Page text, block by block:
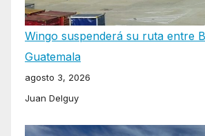
Wingo suspenderá su ruta entre
Guatemala
agosto 3, 2026
Juan Delguy